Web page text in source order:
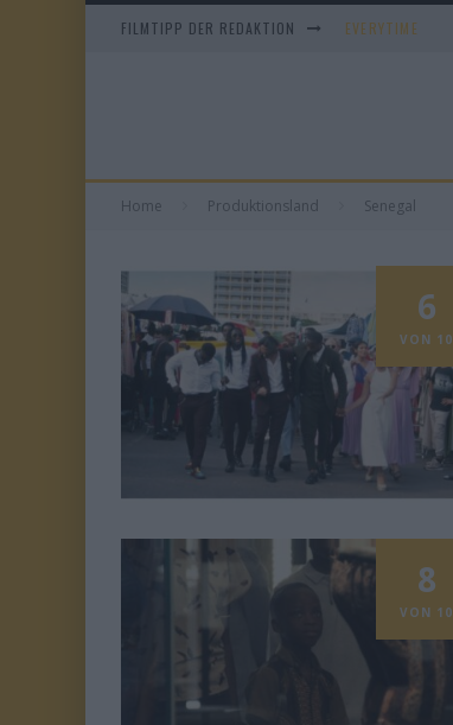
FILMTIPP DER REDAKTION EVERYTIME
Home Produktionsland Senegal
6
VON 10
8
VON 10